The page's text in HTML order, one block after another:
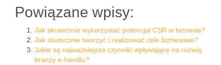
Powiązane wpisy:
Jak skutecznie wykorzystać potencjał CSR w biznesie?
Jak skutecznie tworzyć i realizować cele biznesowe?
Jakie są najważniejsze czynniki wpływające na rozwój
branży e-handlu?